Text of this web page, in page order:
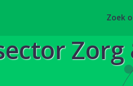
Zoek
Zorg